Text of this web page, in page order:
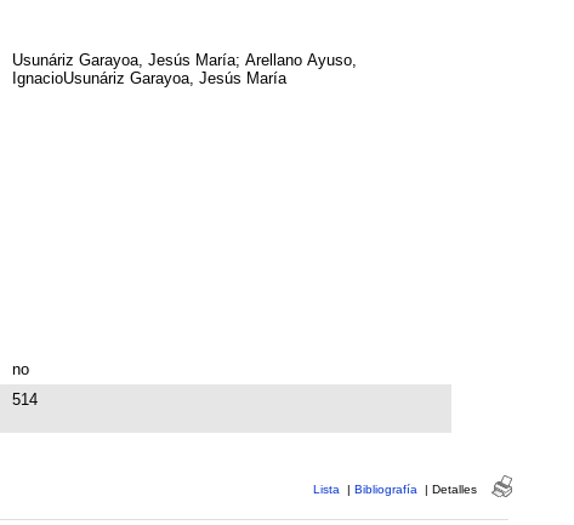
Usunáriz Garayoa, Jesús María; Arellano Ayuso,
IgnacioUsunáriz Garayoa, Jesús María
no
514
Lista | Bibliografía | Detalles